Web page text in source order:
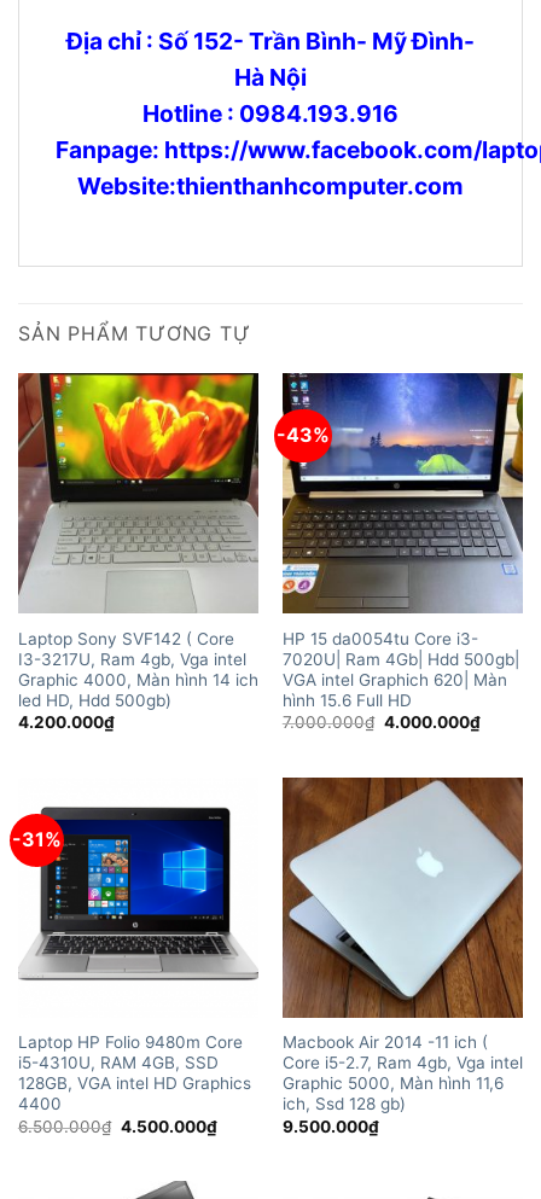
Địa chỉ : Số 152- Trần Bình- Mỹ Đình-
Hà Nội
Hotline : 0984.193.916
Fanpage: https://www.facebook.com/
Website:thienthanhcomputer.com
SẢN PHẨM TƯƠNG TỰ
Laptop Sony SVF142 ( Core
I3-3217U, Ram 4gb, Vga intel
Graphic 4000, Màn hình 14 ich
led HD, Hdd 500gb)
4.200.000₫
-43%
HP 15 da0054tu Core i3-
7020U| Ram 4Gb| Hdd 500gb|
VGA intel Graphich 620| Màn
hình 15.6 Full HD
7.000.000₫ Giá
4.000.000₫Giá
hiện
-31%
Laptop HP Folio 9480m Core
i5-4310U, RAM 4GB, SSD
128GB, VGA intel HD Graphics
4400
6.500.000₫ Giá
4.500.000₫Giá
hiện
Macbook Air 2014 -11 ich (
Core i5-2.7, Ram 4gb, Vga intel
Graphic 5000, Màn hình 11,6
ich, Ssd 128 gb)
9.500.000₫